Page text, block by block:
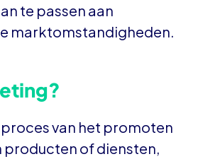
te passen aan
marktomstandigheden.
van het promoten
producten of diensten,